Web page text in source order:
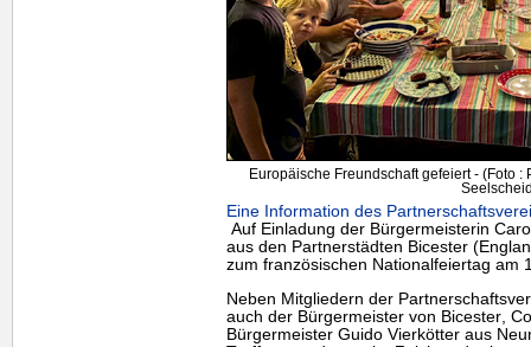
Europäische Freundschaft gefeiert - (Foto
Eine Information des
Auf Einladung der Bürgermeisterin
aus den Partnerstädten Bicester
zum französischen Nationalfeiertag am
Neben Mitgliedern der
auch der Bürgermeister von Bicester,
Bürgermeister Guido Vierkötter aus